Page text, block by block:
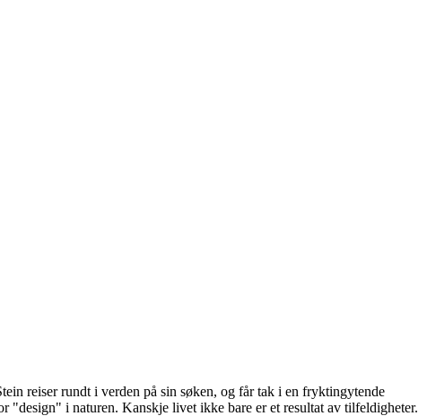
reiser rundt i verden på sin søken, og får tak i en fryktingytende
"design" i naturen. Kanskje livet ikke bare er et resultat av tilfeldigheter.